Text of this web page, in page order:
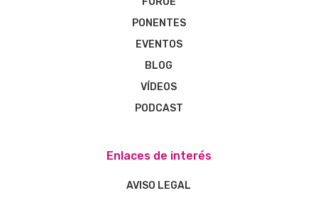
PONENTES
EVENTOS
BLOG
VÍDEOS
PODCAST
Enlaces de interés
AVISO LEGAL